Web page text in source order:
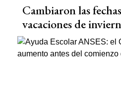
Cambiaron las
vacaciones de